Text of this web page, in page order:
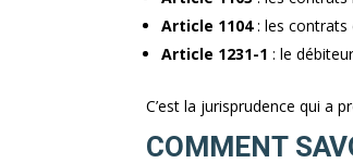
Article 1104: les contrats
Article 1231-1 : le
C’est la jurisprudence qui a
COMMENT